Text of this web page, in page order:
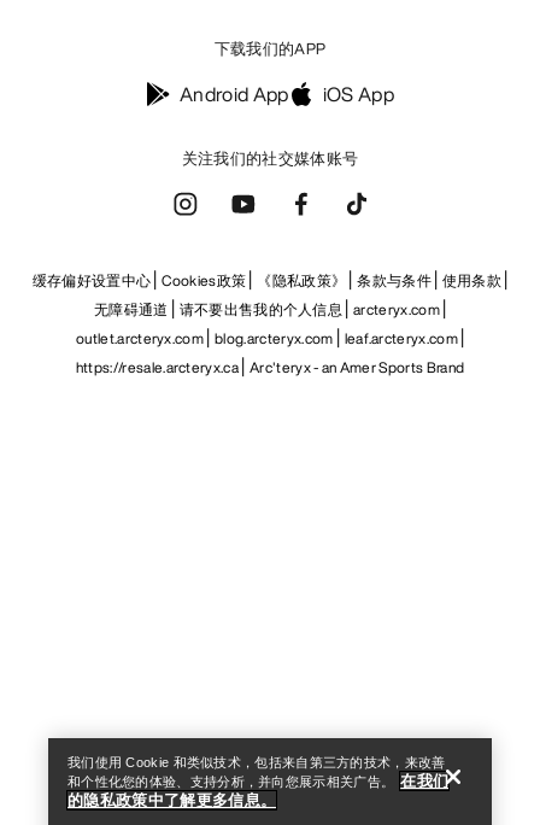
关注我们的社交媒体账号
下载我们的APP
Android App iOS App
缓存偏好设置中心 Cookies政策 《隐私政策》 条款与条件 使用条款
无障碍通道
请不要出售我的个人信息 arcteryx.com
outlet.arcteryx.com blog.arcteryx.com leaf.arcteryx.com
https://resale.arcteryx.ca Arc'teryx - an Amer Sports Brand
我们使用 Cookie 和类似技术，包括来自第三方的技术，来改善
和个性化您的体验、支持分析，并向您展示相关广告。
在我们
的隐私政策中了解更多信息。